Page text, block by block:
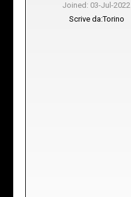
Joined: 03-Jul-2022
Scrive da:Torino